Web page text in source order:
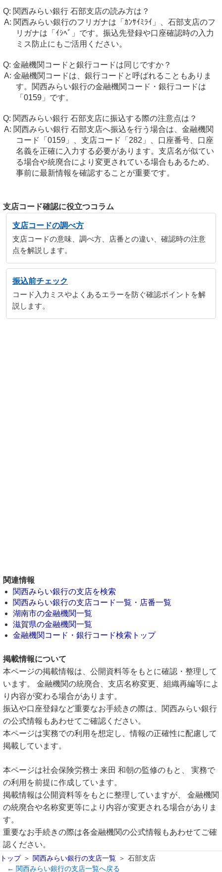
関西みらい銀行 石部支店の読み方は？
関西みらい銀行のフリガナは「ｶﾝｻｲﾐﾗｲ」、石部支店のフ
リガナは「ｲｼﾍﾞ」です。振込先登録や口座確認時の入力
ミス防止にもご活用ください。
金融機関コードと銀行コードは同じですか？
金融機関コードは、銀行コードと呼ばれることもありま
す。関西みらい銀行の金融機関コード・銀行コードは
「0159」です。
関西みらい銀行 石部支店に振込する際の注意点は？
関西みらい銀行 石部支店へ振込を行う場合は、金融機関
コード「0159」、支店コード「282」、口座番号、口座
名義を正確に入力する必要があります。支店名が似てい
る場合や統廃合により変更されている場合もあるため、
事前に最新情報を確認することが重要です。
支店コード確認に役立つコラム
支店コードの調べ方
支店コードの意味、調べ方、店番との違い、確認時の注意
点を解説します。
振込前チェック
コード入力ミスやよくあるエラーを防ぐ確認ポイントを解
説します。
関連情報
関西みらい銀行の支店を検索
関西みらい銀行の支店コード一覧・店番一覧
湖南市の金融機関一覧
滋賀県の金融機関一覧
金融機関コード・銀行コード検索トップ
掲載情報について
本ページの掲載情報は、公開資料等をもとに確認・整理して
います。 金融機関の統廃合、支店名称変更、組織再編等によ
り内容が変わる場合があります。
振込や口座登録など重要なお手続きの際は、関西みらい銀行
の公式情報もあわせてご確認ください。
本ページは実務での利用を想定し、情報の正確性に配慮して
掲載しています。
本ページは社会保険労務士 来田 和朝の監修のもと、 実務で
の利用を前提に作成しています。
掲載情報は公開資料等をもとに整理していますが、 金融機関
の統廃合や名称変更等により内容が変更される場合がありま
す。
重要なお手続きの際は各金融機関の公式情報もあわせてご確
認ください。
トップ 関西みらい銀行の支店一覧
石部支店
← 関西みらい銀行の支店一覧へ戻る